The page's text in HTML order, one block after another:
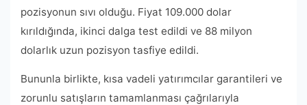
pozisyonun sıvı olduğu. Fiyat 109.000 dolar
kırıldığında, ikinci dalga test edildi ve 88 milyon
dolarlık uzun pozisyon tasfiye edildi.
Bununla birlikte, kısa vadeli yatırımcılar garantileri ve
zorunlu satışların tamamlanması çağrılarıyla